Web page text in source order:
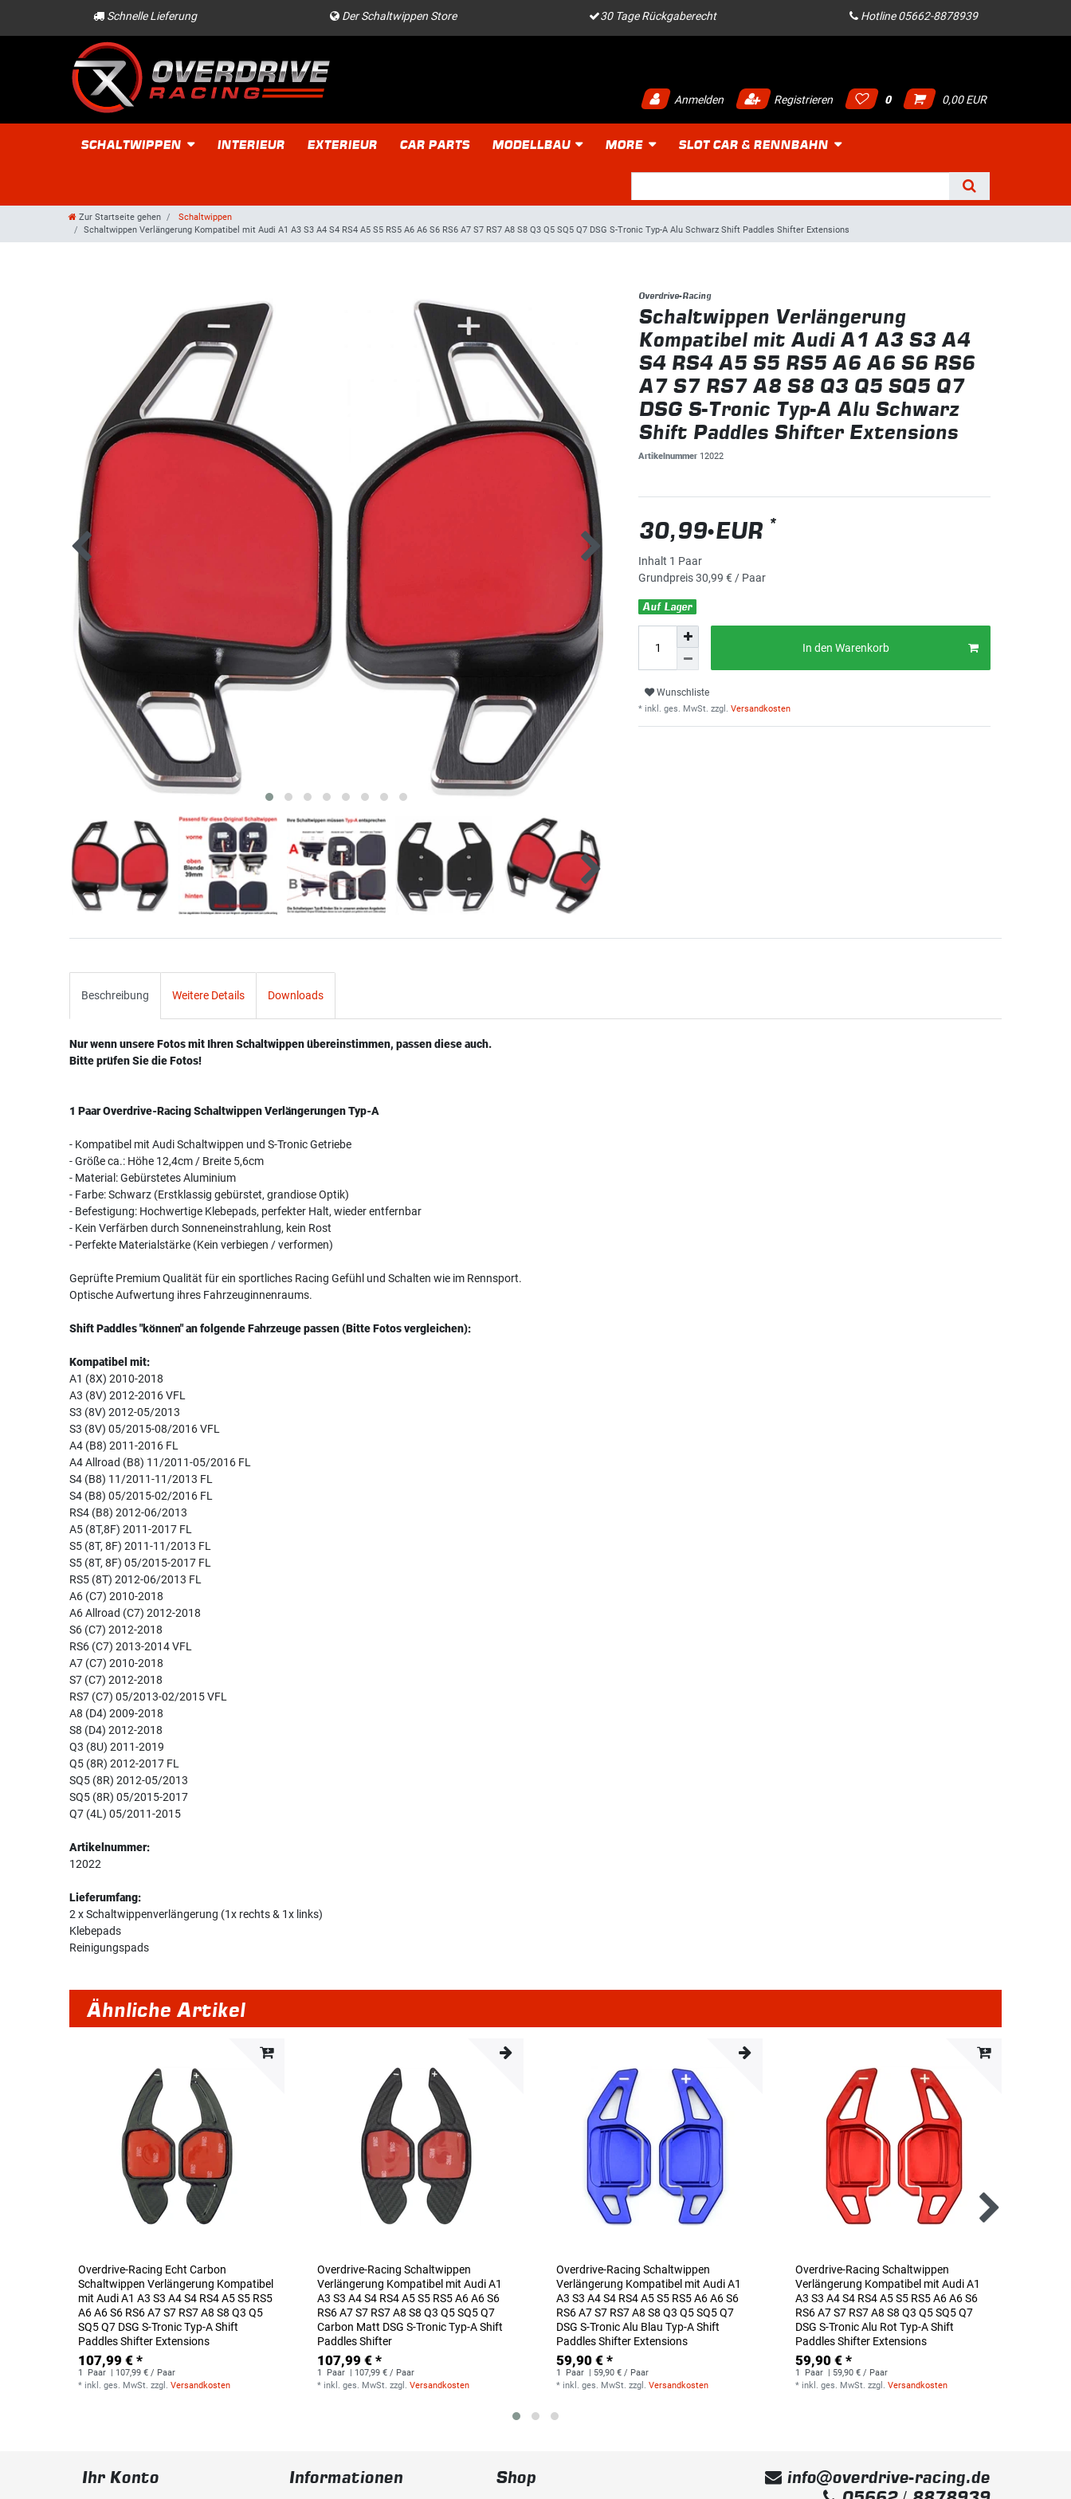
Schnelle Lieferung Der Schaltwippen Store 30 Tage Rückgaberecht Hotline 05662-8878939
Anmelden Registrieren 0 0,00 EUR
SCHALTWIPPEN INTERIEUR EXTERIEUR CAR PARTS MODELLBAU MORE SLOT CAR & RENNBAHN
Zur Startseite gehen
Schaltwippen
Schaltwippen Verlängerung Kompatibel mit Audi A1 A3 S3 A4 S4 RS4 A5 S5 RS5 A6 A6 S6 RS6 A7 S7 RS7 A8 S8 Q3 Q5 SQ5 Q7 DSG S-Tronic Typ-A Alu Schwarz Shift Paddles Shifter Extensions
Overdrive-Racing
Schaltwippen Verlängerung
Kompatibel mit Audi A1 A3 S3 A4
S4 RS4 A5 S5 RS5 A6 A6 S6 RS6
A7 S7 RS7 A8 S8 Q3 Q5 SQ5 Q7
DSG S-Tronic Typ-A Alu Schwarz
Shift Paddles Shifter Extensions
Artikelnummer 12022
30,99 EUR *
Inhalt 1 Paar
Grundpreis30,99 € / Paar
Auf Lager
In den Warenkorb
Wunschliste
* inkl. ges. MwSt. zzgl. Versandkosten
Beschreibung Weitere Details Downloads
Nur wenn unsere Fotos mit Ihren Schaltwippen übereinstimmen, passen diese auch.
Bitte prüfen Sie die Fotos!
1 Paar Overdrive-Racing Schaltwippen Verlängerungen Typ-A
- Kompatibel mit Audi Schaltwippen und S-Tronic Getriebe
- Größe ca.: Höhe 12,4cm / Breite 5,6cm
- Material: Gebürstetes Aluminium
- Farbe: Schwarz (Erstklassig gebürstet, grandiose Optik)
- Befestigung: Hochwertige Klebepads, perfekter Halt, wieder entfernbar
- Kein Verfärben durch Sonneneinstrahlung, kein Rost
- Perfekte Materialstärke (Kein verbiegen / verformen)
Geprüfte Premium Qualität für ein sportliches Racing Gefühl und Schalten wie im Rennsport.
Optische Aufwertung ihres Fahrzeuginnenraums.
Shift Paddles "können" an folgende Fahrzeuge passen (Bitte Fotos vergleichen):
Kompatibel mit:
A1 (8X) 2010-2018
A3 (8V) 2012-2016 VFL
S3 (8V) 2012-05/2013
S3 (8V) 05/2015-08/2016 VFL
A4 (B8) 2011-2016 FL
A4 Allroad (B8) 11/2011-05/2016 FL
S4 (B8) 11/2011-11/2013 FL
S4 (B8) 05/2015-02/2016 FL
RS4 (B8) 2012-06/2013
A5 (8T,8F) 2011-2017 FL
S5 (8T, 8F) 2011-11/2013 FL
S5 (8T, 8F) 05/2015-2017 FL
RS5 (8T) 2012-06/2013 FL
A6 (C7) 2010-2018
A6 Allroad (C7) 2012-2018
S6 (C7) 2012-2018
RS6 (C7) 2013-2014 VFL
A7 (C7) 2010-2018
S7 (C7) 2012-2018
RS7 (C7) 05/2013-02/2015 VFL
A8 (D4) 2009-2018
S8 (D4) 2012-2018
Q3 (8U) 2011-2019
Q5 (8R) 2012-2017 FL
SQ5 (8R) 2012-05/2013
SQ5 (8R) 05/2015-2017
Q7 (4L) 05/2011-2015
Artikelnummer:
12022
Lieferumfang:
2 x Schaltwippenverlängerung (1x rechts & 1x links)
Klebepads
Reinigungspads
Ähnliche Artikel
Overdrive-Racing Echt Carbon
Schaltwippen Verlängerung Kompatibel
mit Audi A1 A3 S3 A4 S4 RS4 A5 S5 RS5
A6 A6 S6 RS6 A7 S7 RS7 A8 S8 Q3 Q5
SQ5 Q7 DSG S-Tronic Typ-A Shift
Paddles Shifter Extensions
107,99 € *
1 Paar
| 107,99 € / Paar
* inkl. ges. MwSt. zzgl.Versandkosten
Overdrive-Racing Schaltwippen
Verlängerung Kompatibel mit Audi A1
A3 S3 A4 S4 RS4 A5 S5 RS5 A6 A6 S6
RS6 A7 S7 RS7 A8 S8 Q3 Q5 SQ5 Q7
Carbon Matt DSG S-Tronic Typ-A Shift
Paddles Shifter
107,99 € *
1 Paar
| 107,99 € / Paar
* inkl. ges. MwSt. zzgl.Versandkosten
Overdrive-Racing Schaltwippen
Verlängerung Kompatibel mit Audi A1
A3 S3 A4 S4 RS4 A5 S5 RS5 A6 A6 S6
RS6 A7 S7 RS7 A8 S8 Q3 Q5 SQ5 Q7
DSG S-Tronic Alu Blau Typ-A Shift
Paddles Shifter Extensions
59,90 € *
1 Paar
| 59,90 € / Paar
* inkl. ges. MwSt. zzgl.Versandkosten
Overdrive-Racing Schaltwippen
Verlängerung Kompatibel mit Audi A1
A3 S3 A4 S4 RS4 A5 S5 RS5 A6 A6 S6
RS6 A7 S7 RS7 A8 S8 Q3 Q5 SQ5 Q7
DSG S-Tronic Alu Rot Typ-A Shift
Paddles Shifter Extensions
59,90 € *
1 Paar
| 59,90 € / Paar
* inkl. ges. MwSt. zzgl.Versandkosten
Ihr Konto Informationen Shop
info@overdrive-racing.de